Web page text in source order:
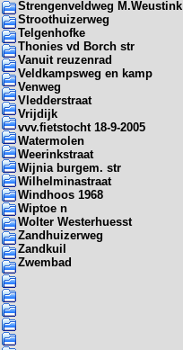
Strengenveldweg M.Weustink
Stroothuizerweg
Telgenhofke
Thonies vd Borch str
Vanuit reuzenrad
Veldkampsweg en kamp
Venweg
Vledderstraat
Vrijdijk
vvv.fietstocht 18-9-2005
Watermolen
Weerinkstraat
Wijnia burgem. str
Wilhelminastraat
Windhoos 1968
Wiptoe n
Wolter Westerhuesst
Zandhuizerweg
Zandkuil
Zwembad